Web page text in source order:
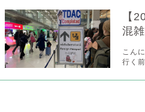
【
混
こん
行く